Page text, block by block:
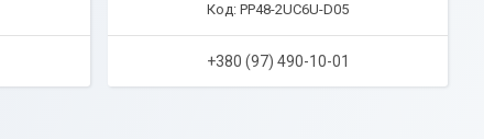
PP48-2UC6U-D05
+380 (97) 490-10-01